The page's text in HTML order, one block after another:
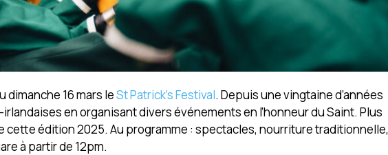
dimanche 16 mars leSt Patrick’s Festival. Depuis une vingtaine d’années
en organisant divers événements en l’honneur du Saint. Plus
édition 2025. Au programme : spectacles, nourriture traditionnelle,
à partir de 12pm.